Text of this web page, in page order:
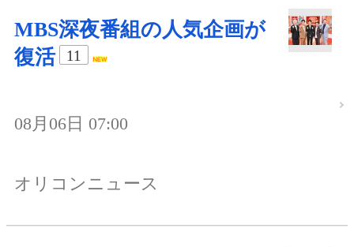
MBS深夜番組の人気企画が
復活
11
08月06日 07:00
オリコンニュース